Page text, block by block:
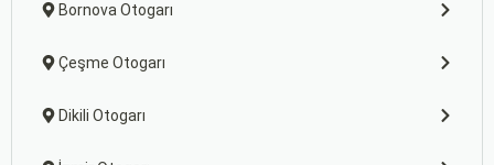
Bornova Otogarı
Çeşme Otogarı
Dikili Otogarı